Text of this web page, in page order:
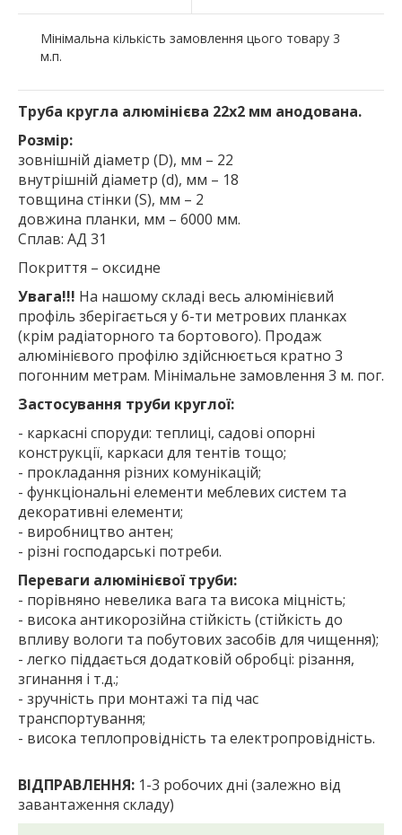
Мінімальна кількість замовлення цього товару 3
м.п.
Труба кругла алюмінієва 22х2 мм анодована.
Розмір:
зовнішній діаметр (D), мм – 22
внутрішній діаметр (d), мм – 18
товщина стінки (S), мм – 2
довжина планки, мм – 6000 мм.
Сплав: АД 31
Покриття – оксидне
Увага!!! На нашому складі весь алюмінієвий
профіль зберігається у 6-ти метрових планках
(крім радіаторного та бортового). Продаж
алюмінієвого профілю здійснюється кратно 3
погонним метрам. Мінімальне замовлення 3 м. пог.
Застосування труби круглої:
- каркасні споруди: теплиці, садові опорні
конструкції, каркаси для тентів тощо;
- прокладання різних комунікацій;
- функціональні елементи меблевих систем та
декоративні елементи;
- виробництво антен;
- різні господарські потреби.
Переваги алюмінієвої труби:
- порівняно невелика вага та висока міцність;
- висока антикорозійна стійкість (стійкість до
впливу вологи та побутових засобів для чищення);
- легко піддається додатковій обробці: різання,
згинання і т.д.;
- зручність при монтажі та під час
транспортування;
- висока теплопровідність та електропровідність.
ВІДПРАВЛЕННЯ: 1-3 робочих дні (залежно від
завантаження складу)